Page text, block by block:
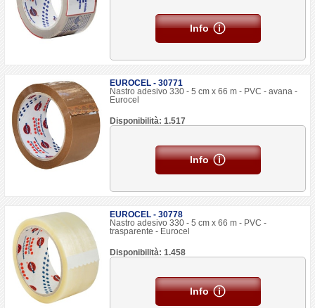
Info
EUROCEL - 30771
Nastro adesivo 330 - 5 cm x 66 m - PVC - avana -
Eurocel
Disponibilità: 1.517
Info
EUROCEL - 30778
Nastro adesivo 330 - 5 cm x 66 m - PVC -
trasparente - Eurocel
Disponibilità: 1.458
Info